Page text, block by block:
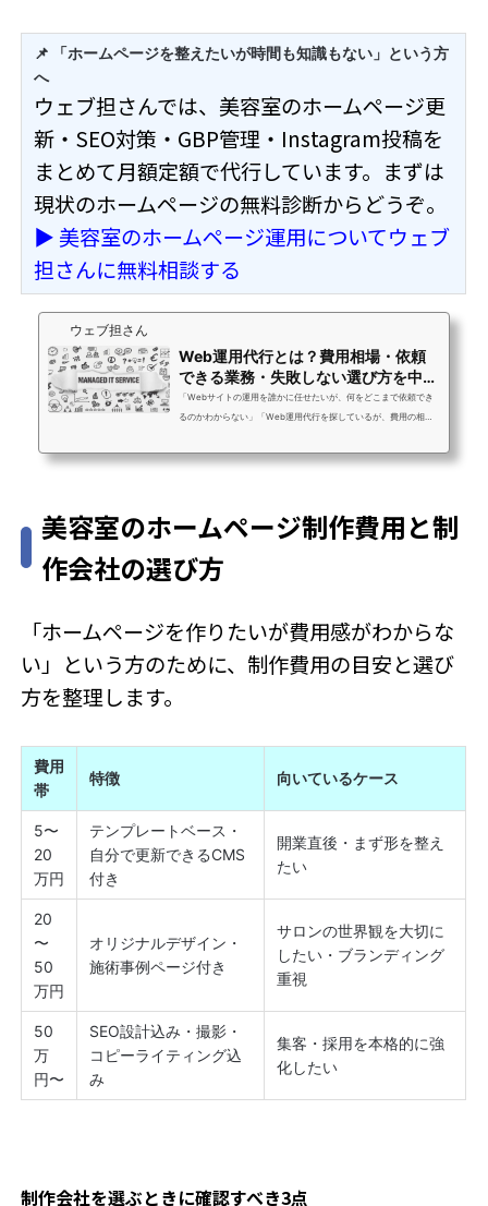
📌 「ホームページを整えたいが時間も知識もない」という方
へ
ウェブ担さんでは、美容室のホームページ更
新・SEO対策・GBP管理・Instagram投稿を
まとめて月額定額で代行しています。まずは
現状のホームページの無料診断からどうぞ。
▶ 美容室のホームページ運用についてウェブ
担さんに無料相談する
ウェブ担さん
Web運用代行とは？費用相場・依頼
できる業務・失敗しない選び方を中小
企業向けに徹...
「Webサイトの運用を誰かに任せたいが、何をどこまで依頼でき
るのかわからない」「Web運用代行を探しているが、費用の相場
ているかわからなかった。次こそ失敗したくない」ウェブ担さん
ようとしても違いがわかりにくいのが現状です。この記事では、
Web運用代行とは何か・依頼できる業務の範囲・費用相場・失敗
美容室のホームページ制作費用と制
作会社の選び方
「ホームページを作りたいが費用感がわからな
い」という方のために、制作費用の目安と選び
方を整理します。
費用
帯
特徴 向いているケース
5〜
20
万円
テンプレートベース・
自分で更新できるCMS
付き
開業直後・まず形を整え
たい
20
〜
50
万円
オリジナルデザイン・
施術事例ページ付き
サロンの世界観を大切に
したい・ブランディング
重視
50
万
円〜
SEO設計込み・撮影・
コピーライティング込
み
集客・採用を本格的に強
化したい
制作会社を選ぶときに確認すべき3点